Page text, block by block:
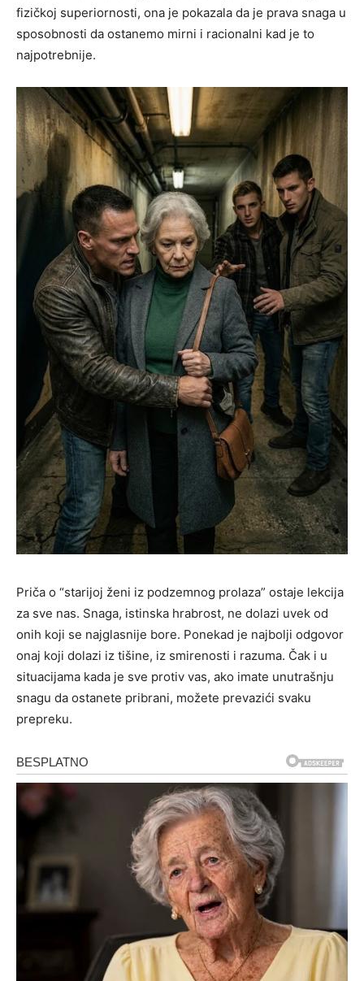
fizičkoj superiornosti, ona je pokazala da je prava snaga u
sposobnosti da ostanemo mirni i racionalni kad je to
najpotrebnije.
Priča o “starijoj ženi iz podzemnog prolaza” ostaje lekcija
za sve nas. Snaga, istinska hrabrost, ne dolazi uvek od
onih koji se najglasnije bore. Ponekad je najbolji odgovor
onaj koji dolazi iz tišine, iz smirenosti i razuma. Čak i u
situacijama kada je sve protiv vas, ako imate unutrašnju
snagu da ostanete pribrani, možete prevazići svaku
prepreku.